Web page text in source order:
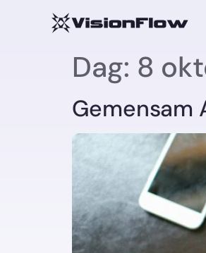
Dag: 8
Gemensam